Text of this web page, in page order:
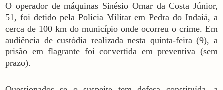
O operador de máquinas Sinésio Omar da Costa Júnior,
51, foi detido pela Polícia Militar em Pedra do Indaiá, a
cerca de 100 km do município onde ocorreu o crime. Em
audiência de custódia realizada nesta quinta-feira (9), a
prisão em flagrante foi convertida em preventiva (sem
prazo).